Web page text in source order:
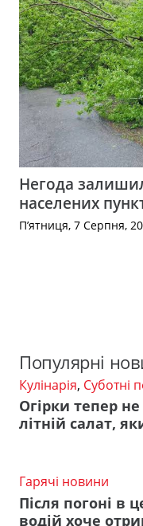
Негода
населених
П’ятниця, 7 Серпня,
Популярні
Кулінарія, Суботні
Огірки тепер
літній салат,
Гарячі новини
Після погоні в
водій хоче